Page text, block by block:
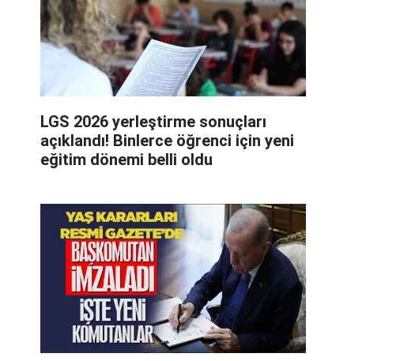
LGS 2026 yerleştirme sonuçları
açıklandı! Binlerce öğrenci için yeni
eğitim dönemi belli oldu